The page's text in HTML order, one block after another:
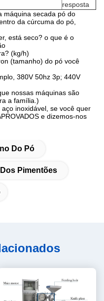
resposta
máquina secada pó do
da cúrcuma do pó,
está seco? o que é o
(kg/h)
(tamanho) do pó você
380V 50hz 3p; 440V
nossas máquinas são
a família.)
inoxidável, se você quer
e dizemos-nos
Do Pó
Pimentões